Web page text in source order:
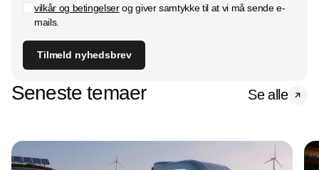
vilkår og betingelserog giver samtykke til at vi må sende e-
mails.
Tilmeld nyhedsbrev
Seneste temaer Se alle